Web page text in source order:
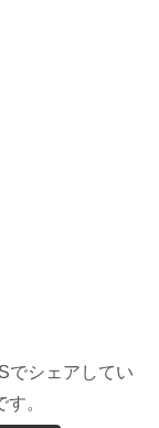
でシェアしてい
。